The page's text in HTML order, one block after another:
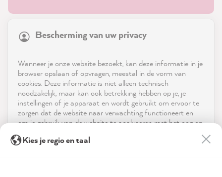
Service
Neem contact op met
Bescherming van uw privacy
Wanneer je onze website bezoekt, kan deze informatie in je
browser opslaan of opvragen, meestal in de vorm van
cookies. Deze informatie is niet alleen technisch
noodzakelijk, maar kan ook betrekking hebben op je, je
instellingen of je apparaat en wordt gebruikt om ervoor te
zorgen dat de website naar verwachting functioneert en
om je gebruik van de website te analyseren met het oog op
advertenties aan te bieden via de diensten die in de
21,863Reviews
reviews-io
Verified Customer
As always, the colors are easy to apply and
Kies je regio en taal